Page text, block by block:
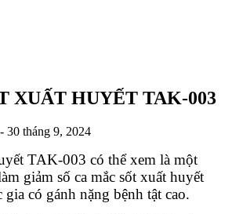
XUẤT HUYẾT TAK-003
30 tháng 9, 2024
TAK-003 có thể xem là một
giảm số ca mắc sốt xuất huyết
gia có gánh nặng bệnh tật cao.